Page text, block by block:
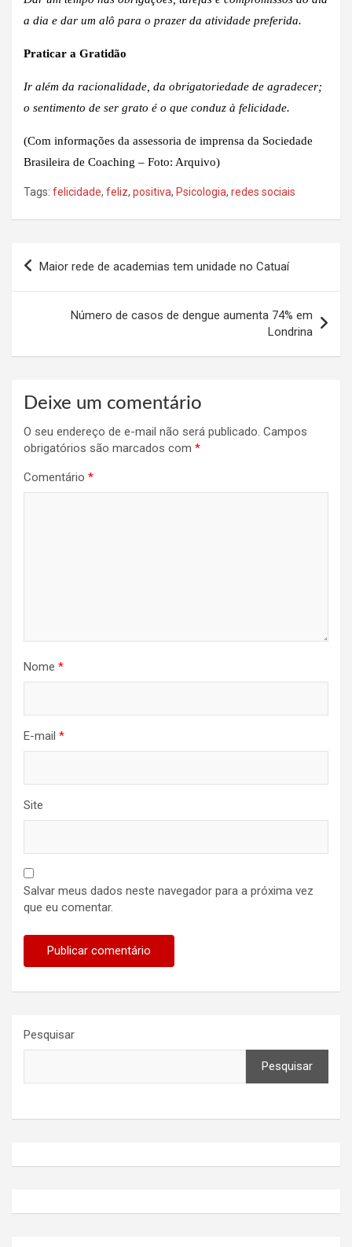
a dia e dar um alô para o prazer da atividade preferida.
Praticar a Gratidão
Ir além da racionalidade, da obrigatoriedade de agradecer;
o sentimento de ser grato é o que conduz à felicidade.
(Com informações da assessoria de imprensa da Sociedade
Brasileira de Coaching – Foto: Arquivo)
Tags: felicidade, feliz, positiva, Psicologia, redes sociais
Maior rede de academias tem unidade no Catuaí
Número de casos de dengue aumenta 74% em
Londrina
Deixe um comentário
O seu endereço de e-mail não será publicado. Campos
obrigatórios são marcados com *
Comentário *
Nome *
E-mail *
Site
Salvar meus dados neste navegador para a próxima vez
que eu comentar.
Pesquisar
Pesquisar